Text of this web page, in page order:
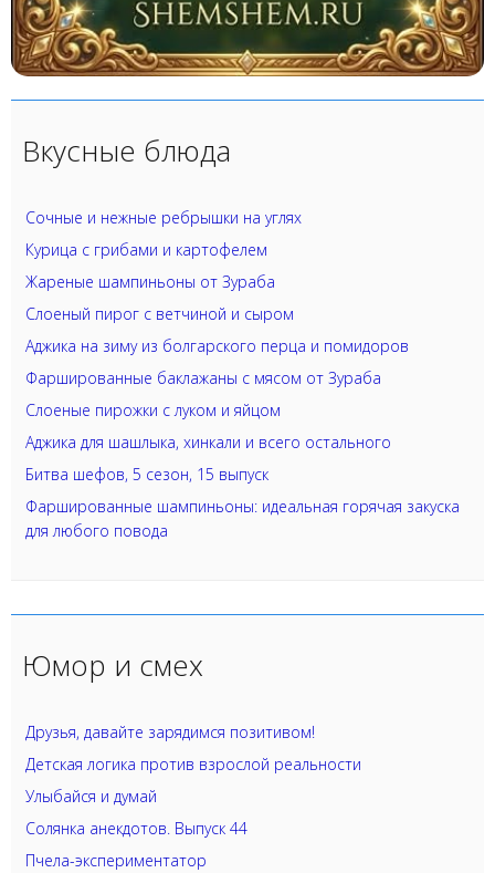
Вкусные блюда
Сочные и нежные ребрышки на углях
Курица с грибами и картофелем
Жареные шампиньоны от Зураба
Слоеный пирог с ветчиной и сыром
Аджика на зиму из болгарского перца и помидоров
Фаршированные баклажаны с мясом от Зураба
Слоеные пирожки с луком и яйцом
Аджика для шашлыка, хинкали и всего остального
Битва шефов, 5 сезон, 15 выпуск
Фаршированные шампиньоны: идеальная горячая закуска
для любого повода
Юмор и смех
Друзья, давайте зарядимся позитивом!
Детская логика против взрослой реальности
Улыбайся и думай
Солянка анекдотов. Выпуск 44
Пчела-экспериментатор